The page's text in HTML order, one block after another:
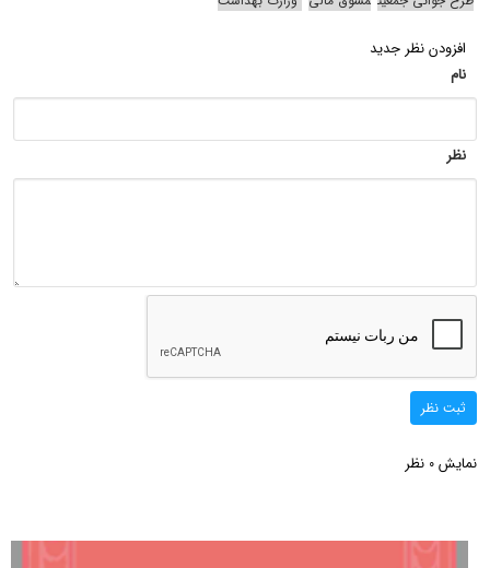
افزودن نظر جدید
نام
نظر
ثبت نظر
نمایش 0 نظر